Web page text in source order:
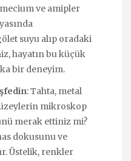
ve amipler
suyu alıp oradaki
hayatın bu küçük
bir deneyim.
: Tahta, metal
mikroskop
merak ettiniz mi?
dokusunu ve
Üstelik, renkler